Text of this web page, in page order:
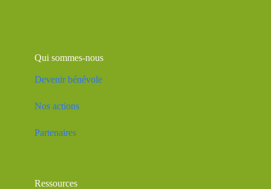
Qui sommes-nous
Devenir bénévole
Nos actions
Partenaires
Ressources